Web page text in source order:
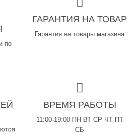
по
ГАРАНТИЯ НА ТОВАР
Гарантия на товары магазина
ВРЕМЯ РАБОТЫ
11:00-19:00 ПН ВТ СР ЧТ ПТ
СБ